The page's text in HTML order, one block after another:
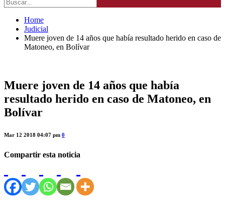
Home
Judicial
Muere joven de 14 años que había resultado herido en caso de
Matoneo, en Bolívar
Muere joven de 14 años que había
resultado herido en caso de Matoneo, en
Bolívar
Mar 12 2018 04:07 pm 0
Compartir esta noticia